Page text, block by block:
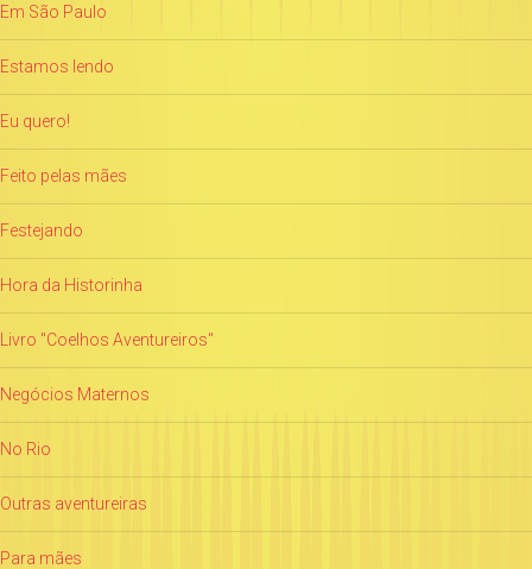
Em São Paulo
Estamos lendo
Eu quero!
Feito pelas mães
Festejando
Hora da Historinha
Livro "Coelhos Aventureiros"
Negócios Maternos
No Rio
Outras aventureiras
Para mães